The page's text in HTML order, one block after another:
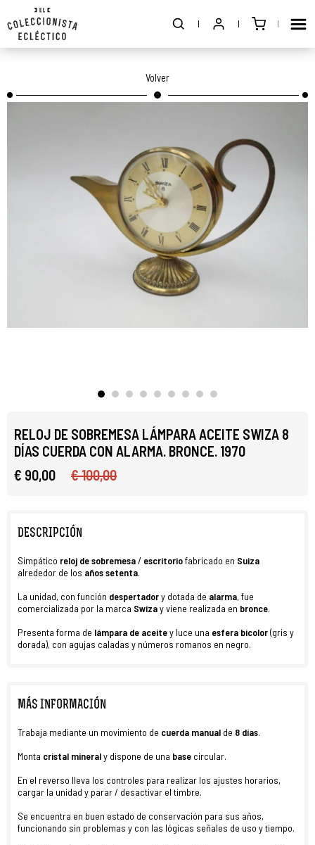
Volver
RELOJ DE SOBREMESA LÁMPARA ACEITE SWIZA 8
DÍAS CUERDA CON ALARMA. BRONCE. 1970
€ 90,00
€ 100,00
DESCRIPCIÓN
Simpático reloj desobremesa/ escritoriofabricado en Suiza
alrededor de los añossetenta.
La unidad, con función despertadory dotada de alarma, fue
comercializada por la marca Swizayviene realizada en bronce.
Presenta forma de lámpara de aceitey luce una esfera bicolor(gris y
dorada), con agujas caladas y números romanos en negro.
MÁS INFORMACIÓN
Trabaja mediante un movimiento de cuerda manual de 8 días.
Monta cristal mineraly dispone de una base circular.
En el reverso lleva los controles para realizar los ajustes horarios,
cargar la unidad y parar / desactivar el timbre.
Se encuentra en buen estado de conservación para sus años,
funcionando sin problemas y con las lógicas señales de uso y tiempo.